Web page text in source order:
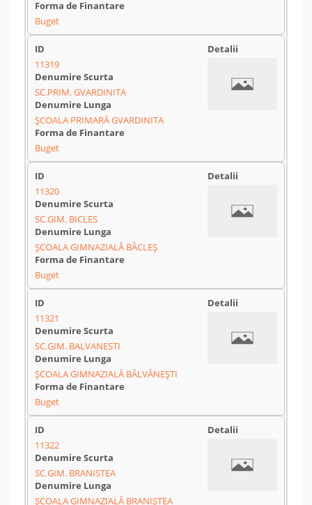
Buget
11319
SC.PRIM. GVARDINITA
ŞCOALA PRIMARĂ GVARDINITA
Buget
11320
SC.GIM. BICLES
ȘCOALA GIMNAZIALĂ BÂCLEȘ
Buget
11321
SC.GIM. BALVANESTI
ȘCOALA GIMNAZIALĂ BÂLVĂNEȘTI
Buget
11322
SC.GIM. BRANISTEA
ȘCOALA GIMNAZIALĂ BRANIȘTEA